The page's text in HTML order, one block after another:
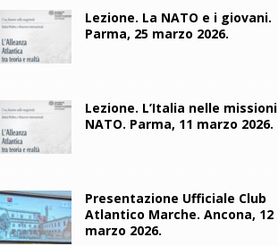
Lezione. La NATO e i giovani.
Parma, 25 marzo 2026.
Lezione. L’Italia nelle missioni
NATO. Parma, 11 marzo 2026.
Presentazione Ufficiale Club
Atlantico Marche. Ancona, 12
marzo 2026.